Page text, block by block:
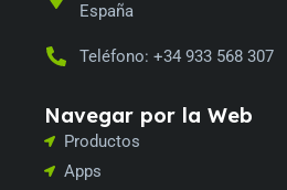
España
Teléfono: +34 933 568 307
Navegar por la Web
Productos
Apps